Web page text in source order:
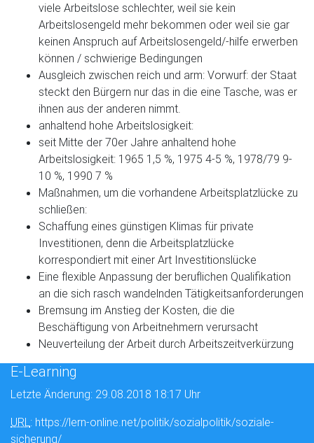
viele Arbeitslose schlechter, weil sie kein
Arbeitslosengeld mehr bekommen oder weil sie gar
keinen Anspruch auf Arbeitslosengeld/-hilfe erwerben
können / schwierige Bedingungen
Ausgleich zwischen reich und arm: Vorwurf: der Staat
steckt den Bürgern nur das in die eine Tasche, was er
ihnen aus der anderen nimmt.
anhaltend hohe Arbeitslosigkeit:
seit Mitte der 70er Jahre anhaltend hohe
Arbeitslosigkeit: 1965 1,5 %, 1975 4-5 %, 1978/79 9-
10 %, 1990 7 %
Maßnahmen, um die vorhandene Arbeitsplatzlücke zu
schließen:
Schaffung eines günstigen Klimas für private
Investitionen, denn die Arbeitsplatzlücke
korrespondiert mit einer Art Investitionslücke
Eine flexible Anpassung der beruflichen Qualifikation
an die sich rasch wandelnden Tätigkeitsanforderungen
Bremsung im Anstieg der Kosten, die die
Beschäftigung von Arbeitnehmern verursacht
Neuverteilung der Arbeit durch Arbeitszeitverkürzung
E-Learning
Letzte Änderung: 29.08.2018 18:17 Uhr
URL: https://lern-online.net/politik/sozialpolitik/soziale-
sicherung/